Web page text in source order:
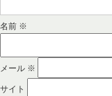
名前 ※
メール ※
サイト